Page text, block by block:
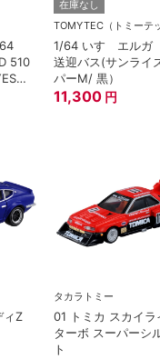
510
在庫なし
TOMYTEC（トミーテ
1/64 いすゞエル
送迎バス(サンライ
パーM/ 黒）
11,300 円
ィZ
タカラトミー
01 トミカ スカイラ
ターボ スーパーシ
ト